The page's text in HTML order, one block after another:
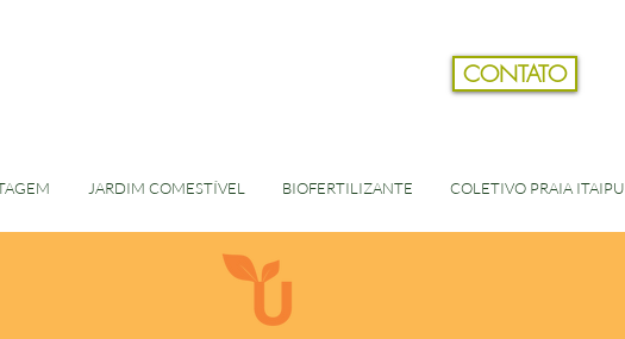
CONTATO
JARDIM COMESTÍVEL BIOFERTILIZANTE COLETIVO PRAIA ITAIPU